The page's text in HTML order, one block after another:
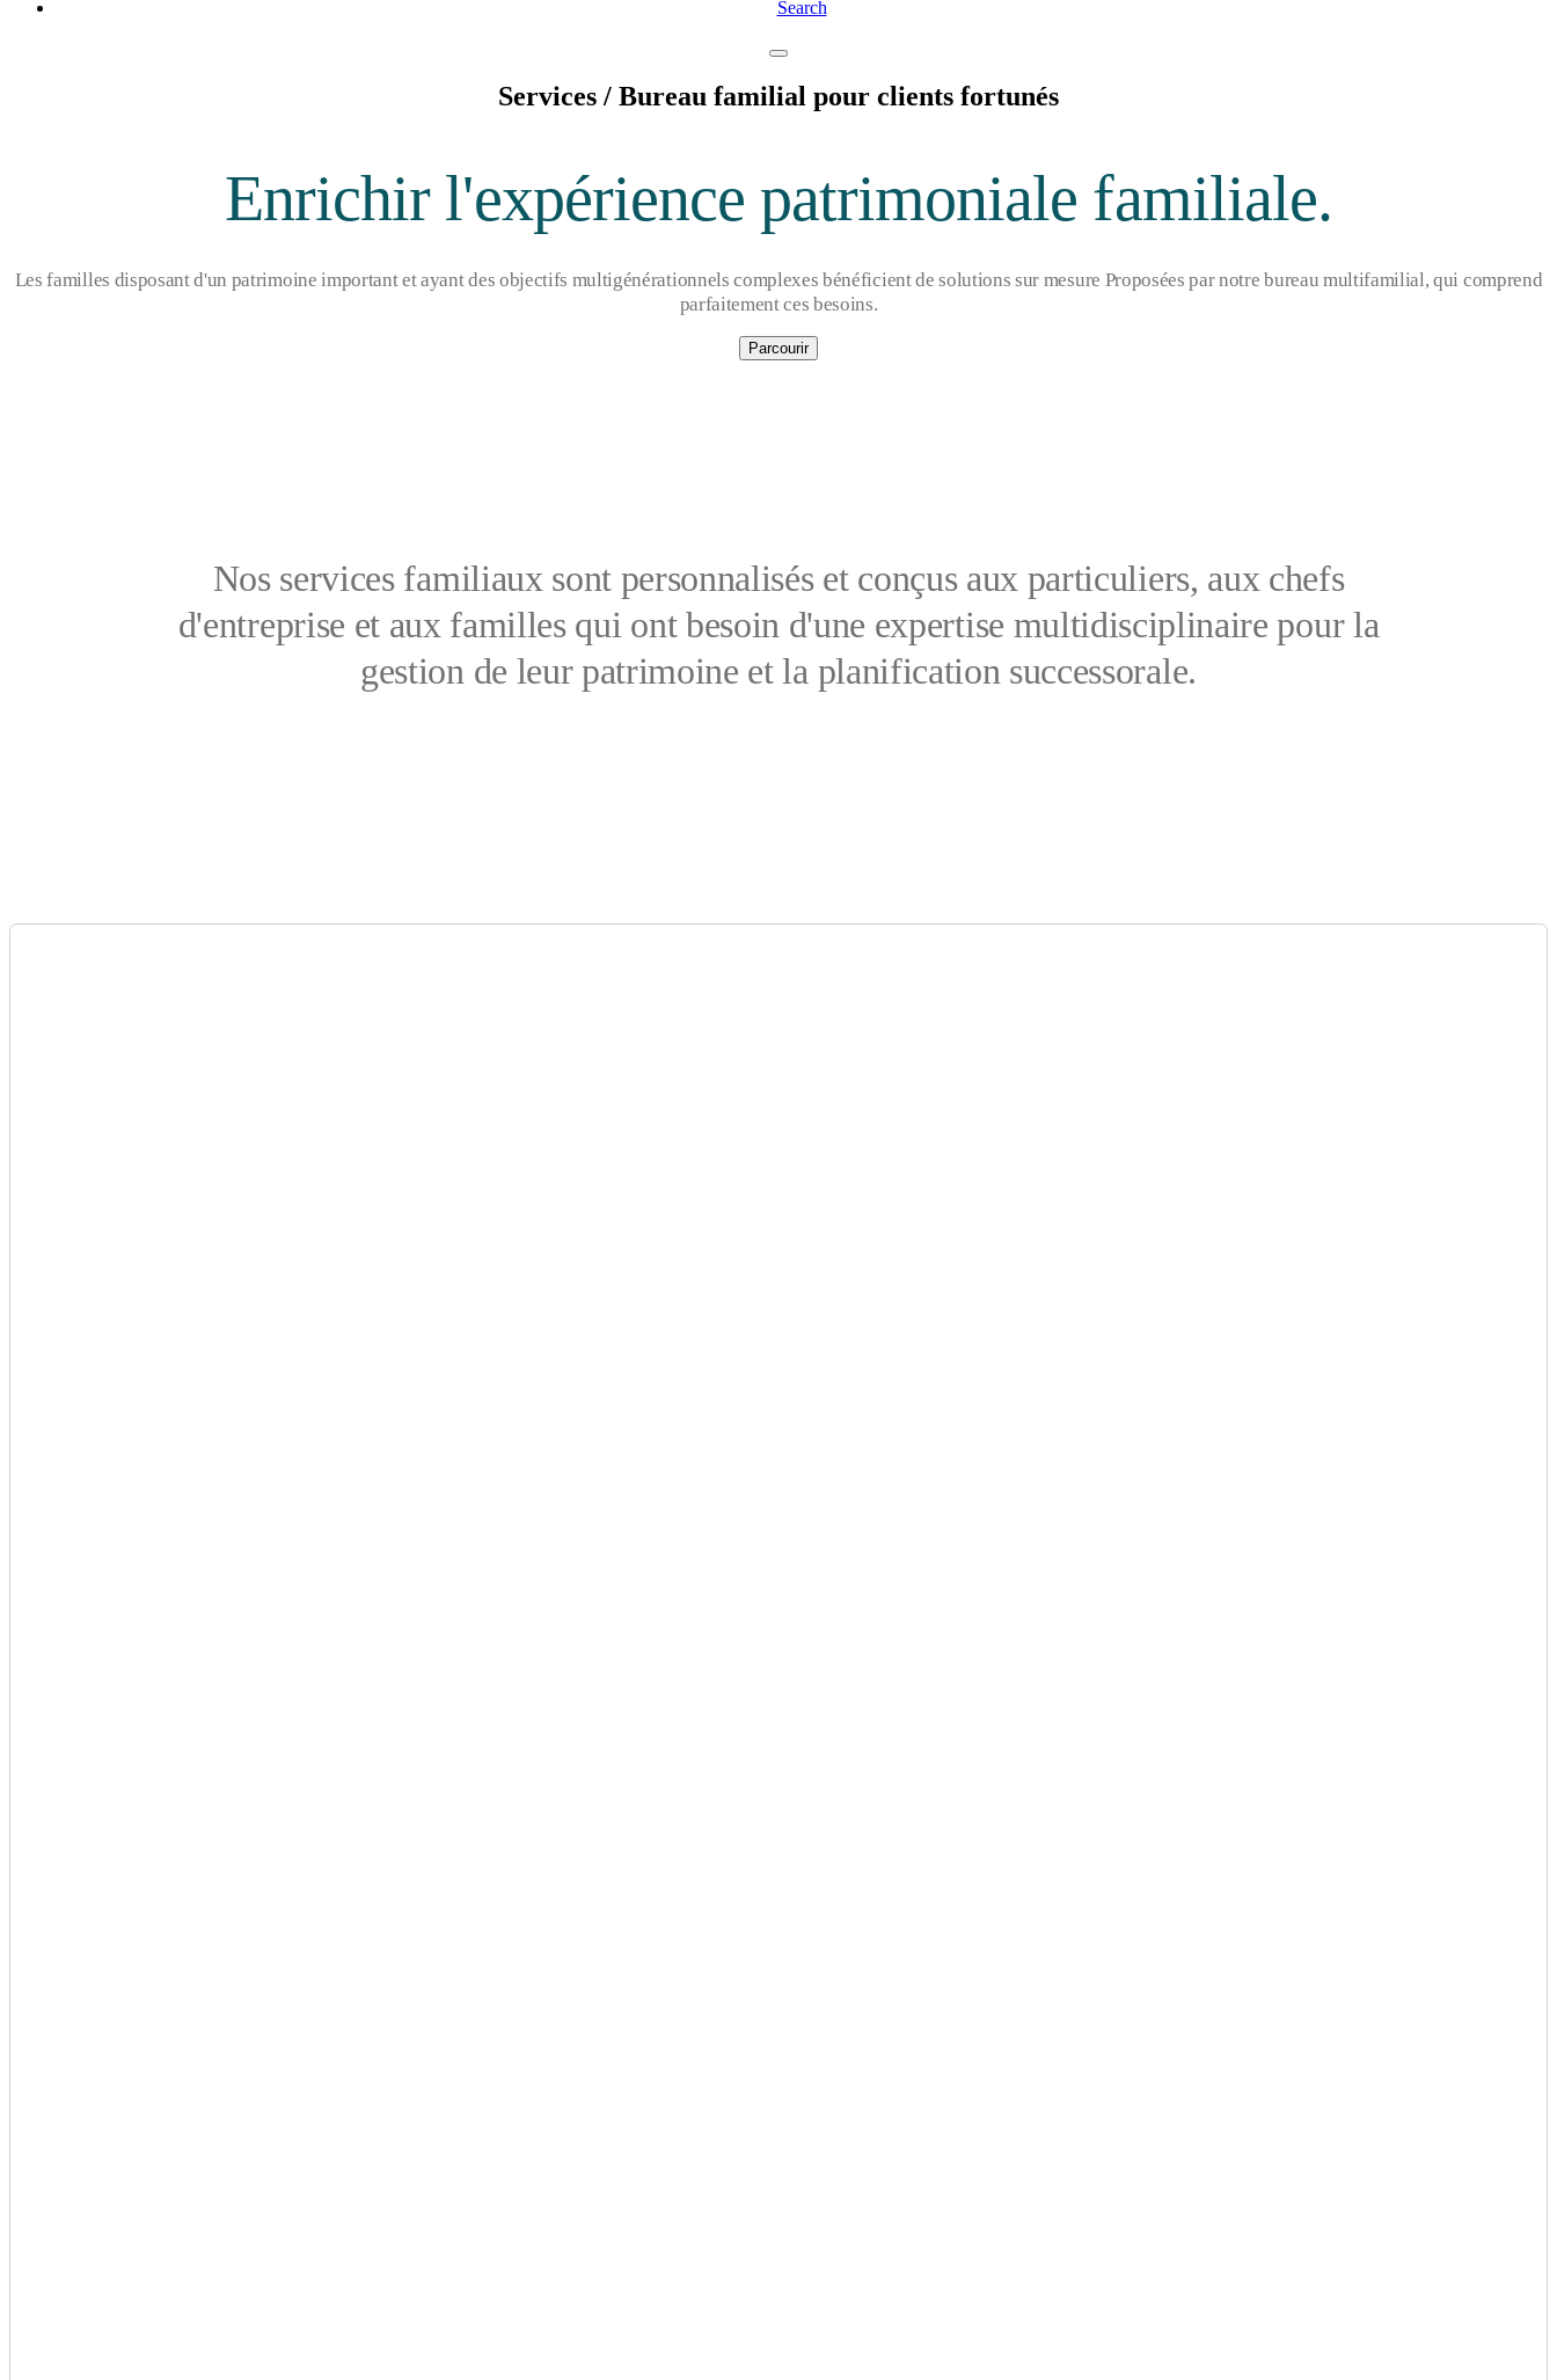
Search
Services / Bureau familial pour clients fortunés
Enrichir l'expérience patrimoniale familiale.
Les familles disposant d'un patrimoine important et ayant des objectifs multigénérationnels complexes bénéficient de solutions sur mesure Proposées par notre bureau multifamilial, qui comprend
parfaitement ces besoins.
Parcourir
Nos services familiaux sont personnalisés et conçus aux particuliers, aux chefs
d'entreprise et aux familles qui ont besoin d'une expertise multidisciplinaire pour la
gestion de leur patrimoine et la planification successorale.